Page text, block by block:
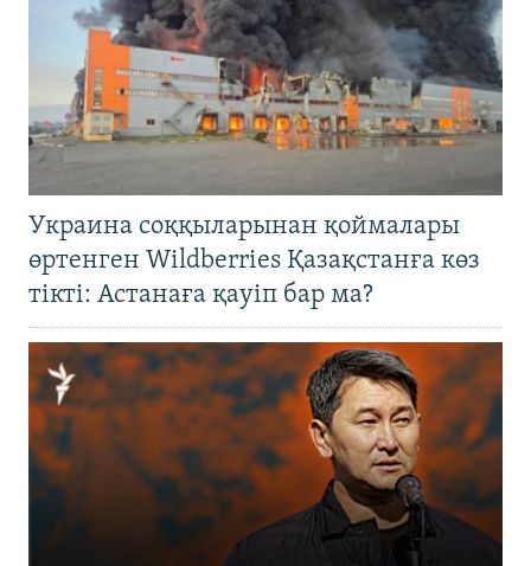
Украина соққыларынан қоймалары
өртенген Wildberries Қазақстанға көз
тікті: Астанаға қауіп бар ма?